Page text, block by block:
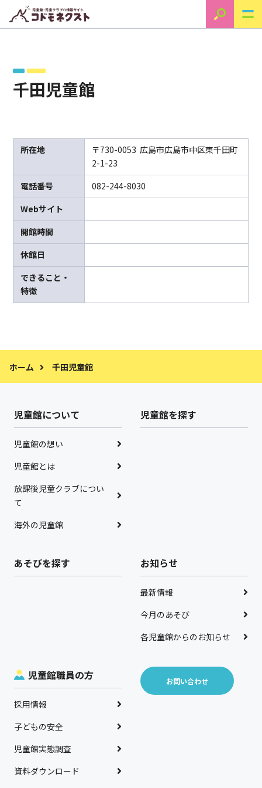
千田児童館
所在地
〒730-0053 広島市広島市中区東千田町
2-1-23
電話番号
082-244-8030
Webサイト
開館時間
休館日
できること・
特徴
ホーム 千田児童館
児童館について
児童館の想い
児童館とは
放課後児童クラブについ
て
海外の児童館
児童館を探す
あそびを探す お知らせ
最新情報
今月のあそび
各児童館からのお知らせ
児童館職員の方
採用情報
子どもの安全
児童館実態調査
資料ダウンロード
お問い合わせ